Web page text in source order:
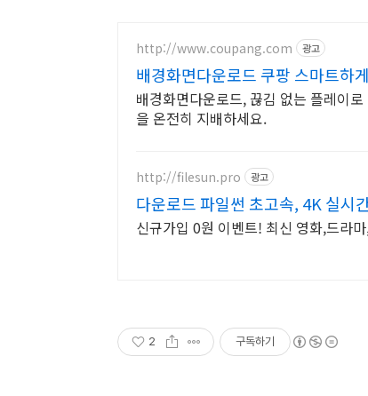
http://www.coupang.com 광고
배경화면다운로드 쿠팡 스마트하
배경화면다운로드, 끊김 없는 플레이
을 온전히 지배하세요.
http://filesun.pro 광고
다운로드 파일썬 초고속, 4K 실시
신규가입 0원 이벤트! 최신 영화,드라
2 구독하기